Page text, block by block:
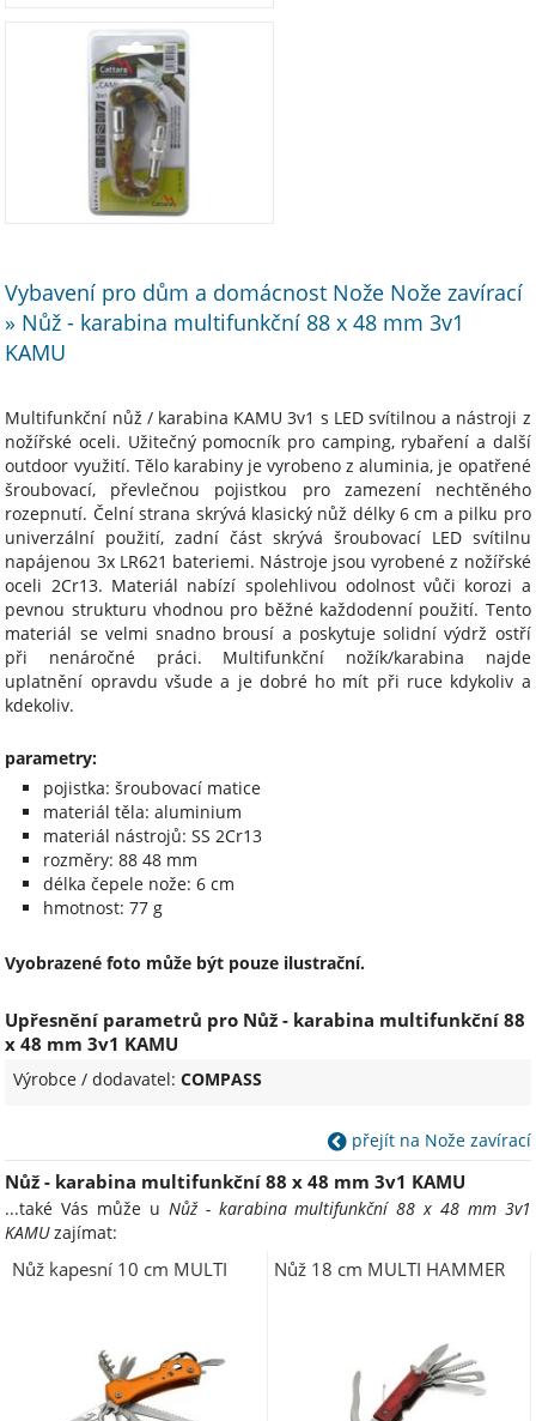
Vybavení pro dům a domácnost Nože Nože zavírací
» Nůž - karabina multifunkční 88 x 48 mm 3v1
KAMU
Multifunkční nůž / karabina KAMU 3v1 s LED svítilnou a nástroji z
nožířské oceli. Užitečný pomocník pro camping, rybaření a další
outdoor využití. Tělo karabiny je vyrobeno z aluminia, je opatřené
šroubovací, převlečnou pojistkou pro zamezení nechtěného
rozepnutí. Čelní strana skrývá klasický nůž délky 6 cm a pilku pro
univerzální použití, zadní část skrývá šroubovací LED svítilnu
napájenou 3x LR621 bateriemi. Nástroje jsou vyrobené z nožířské
oceli 2Cr13. Materiál nabízí spolehlivou odolnost vůči korozi a
pevnou strukturu vhodnou pro běžné každodenní použití. Tento
materiál se velmi snadno brousí a poskytuje solidní výdrž ostří
při nenáročné práci. Multifunkční nožík/karabina najde
uplatnění opravdu všude a je dobré ho mít při ruce kdykoliv a
kdekoliv.
parametry:
pojistka: šroubovací matice
materiál těla: aluminium
materiál nástrojů: SS 2Cr13
rozměry: 88 48 mm
délka čepele nože: 6 cm
hmotnost: 77 g
Vyobrazené foto může být pouze ilustrační.
Upřesnění parametrů pro Nůž - karabina multifunkční 88
x 48 mm 3v1 KAMU
Výrobce / dodavatel:COMPASS
přejít na Nože zavírací
Nůž - karabina multifunkční 88 x 48 mm 3v1 KAMU
...také Vás může u Nůž - karabina multifunkční 88 x 48 mm 3v1
KAMUzajímat:
Nůž kapesní 10 cm MULTI Nůž 18 cm MULTI HAMMER